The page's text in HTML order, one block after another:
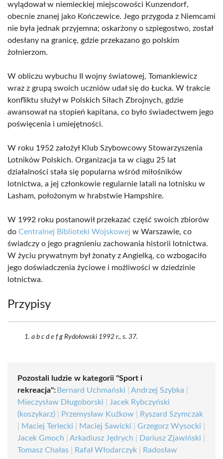
wylądował w niemieckiej miejscowości Kunzendorf,
obecnie znanej jako Kończewice. Jego przygoda z Niemcami
nie była jednak przyjemna; oskarżony o szpiegostwo, został
odesłany na granicę, gdzie przekazano go polskim
żołnierzom.
W obliczu wybuchu II wojny światowej, Tomankiewicz
wraz z grupą swoich uczniów udał się do Łucka. W trakcie
konfliktu służył w Polskich Siłach Zbrojnych, gdzie
awansował na stopień kapitana, co było świadectwem jego
poświęcenia i umiejętności.
W roku 1952 założył Klub Szybowcowy Stowarzyszenia
Lotników Polskich. Organizacja ta w ciągu 25 lat
działalności stała się popularna wśród miłośników
lotnictwa, a jej członkowie regularnie latali na lotnisku w
Lasham, położonym w hrabstwie Hampshire.
W 1992 roku postanowił przekazać część swoich zbiorów
do Centralnej Biblioteki Wojskowej w Warszawie, co
świadczy o jego pragnieniu zachowania historii lotnictwa.
W życiu prywatnym był żonaty z Angielką, co wzbogaciło
jego doświadczenia życiowe i możliwości w dziedzinie
lotnictwa.
Przypisy
a b c d e f g Rydołowski 1992 r., s. 37.
Pozostali ludzie w kategorii "Sport i
rekreacja": Bernard Uchmański Andrzej Szybka
Mieczysław Długoborski
Jacek Rybczyński
(koszykarz)
Przemysław Kuźkow
Ryszard Szymczak
Maciej Terlecki Maciej Sawicki Grzegorz Wysocki
Jacek Gmoch
Arkadiusz Jędrych Dariusz Zjawiński
Tomasz Chałas
Rafał Włodarczyk
Radosław